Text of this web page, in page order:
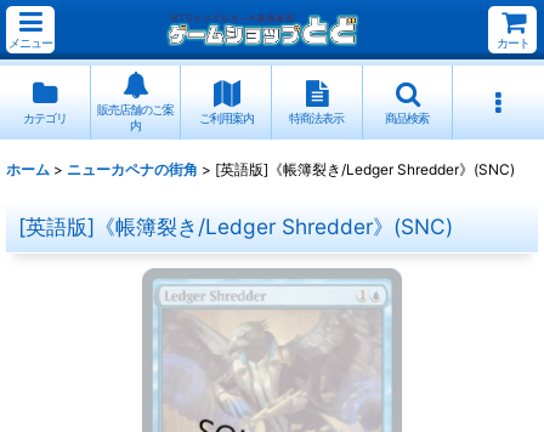
メニュー カート
カテゴリ
販売店舗のご案
内
ご利用案内 特商法表示 商品検索
ホーム > ニューカペナの街角 > [英語版]《帳簿裂き/Ledger Shredder》(SNC)
[英語版]《帳簿裂き/Ledger Shredder》(SNC)